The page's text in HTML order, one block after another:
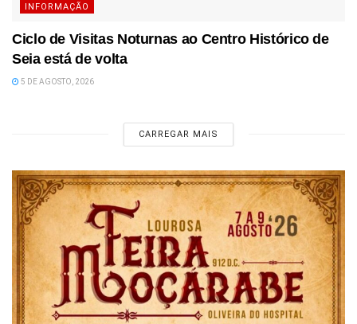
INFORMAÇÃO
Ciclo de Visitas Noturnas ao Centro Histórico de
Seia está de volta
5 DE AGOSTO, 2026
CARREGAR MAIS